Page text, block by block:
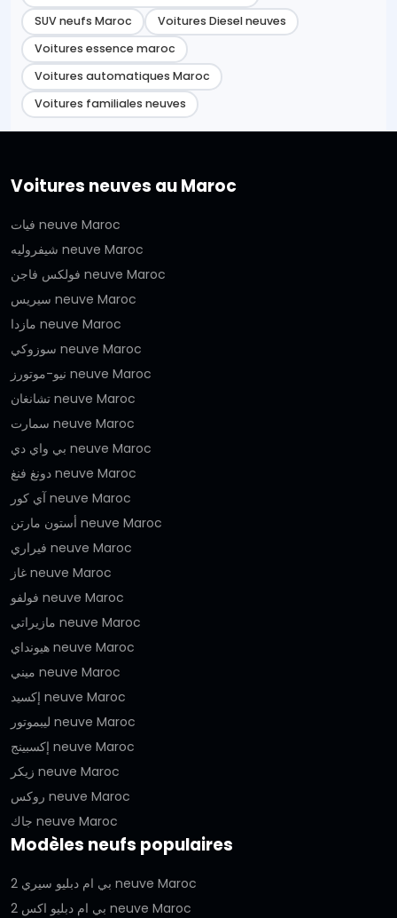
SUV neufs Maroc
Voitures Diesel neuves
Voitures essence maroc
Voitures automatiques Maroc
Voitures familiales neuves
Voitures neuves au Maroc
فيات neuve Maroc
شيفروليه neuve Maroc
فولكس فاجن neuve Maroc
سيريس neuve Maroc
مازدا neuve Maroc
سوزوكي neuve Maroc
نيو-موتورز neuve Maroc
تشانغان neuve Maroc
سمارت neuve Maroc
بي واي دي neuve Maroc
دونغ فنغ neuve Maroc
آي كور neuve Maroc
أستون مارتن neuve Maroc
فيراري neuve Maroc
غاز neuve Maroc
فولفو neuve Maroc
مازيراتي neuve Maroc
هيونداي neuve Maroc
ميني neuve Maroc
إكسيد neuve Maroc
ليبموتور neuve Maroc
إكسبينج neuve Maroc
زيكر neuve Maroc
روكس neuve Maroc
جاك neuve Maroc
Modèles neufs populaires
بي ام دبليو سيري 2 neuve Maroc
بي ام دبليو اكس 2 neuve Maroc